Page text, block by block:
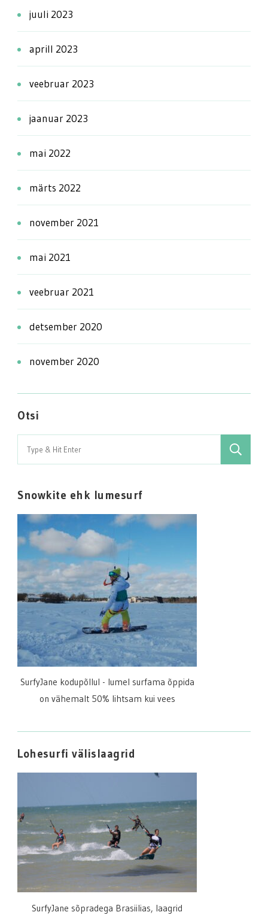
juuli 2023
aprill 2023
veebruar 2023
jaanuar 2023
mai 2022
märts 2022
november 2021
mai 2021
veebruar 2021
detsember 2020
november 2020
Otsi
Search
for:
Snowkite ehk lumesurf
SurfyJane kodupõllul - lumel surfama õppida
on vähemalt 50% lihtsam kui vees
Lohesurfi välislaagrid
SurfyJane sõpradega Brasiilias, laagrid